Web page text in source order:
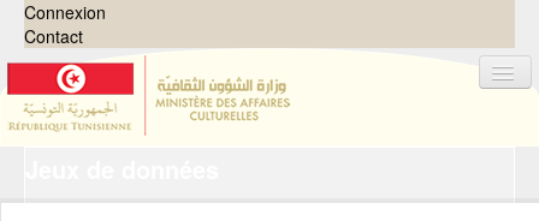
Connexion
Contact
Organisations